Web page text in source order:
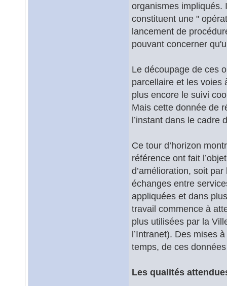
organismes impliqués.
constituent une "
lancement de
pouvant concerner
Le découpage de ces
parcellaire et les voies
plus encore le suivi
Mais cette donnée de
l’instant dans le cadre
Ce tour d’horizon
référence ont fait
d’amélioration, soit
échanges entre
appliquées et dans
travail commence à
plus utilisées par la
l’Intranet). Des mises
temps, de ces
Les qualités